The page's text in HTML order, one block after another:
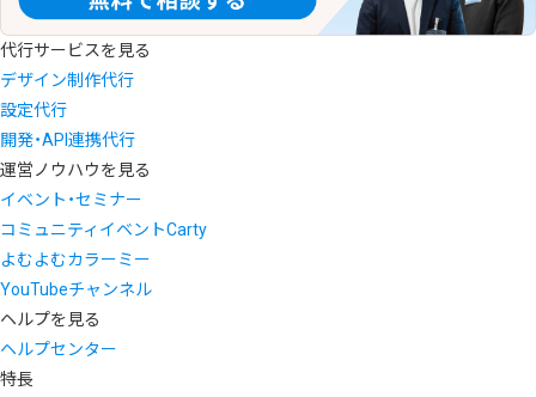
代行サービスを見る
デザイン制作代行
設定代行
開発・API連携代行
運営ノウハウを見る
イベント・セミナー
コミュニティイベントCarty
よむよむカラーミー
YouTubeチャンネル
ヘルプを見る
ヘルプセンター
特長